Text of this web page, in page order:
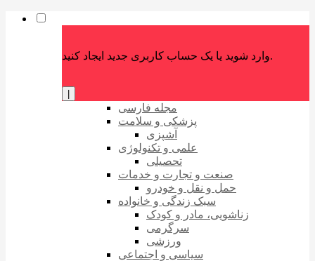
وارد شوید یا یک حساب کاربری جدید ایجاد کنید.
مجله فارسی
پزشکی و سلامت
آشپزی
علمی و تکنولوژی
تحصیلی
صنعت و تجارت و خدمات
حمل و نقل و خودرو
سبک زندگی و خانواده
زناشویی، مادر و کودک
سرگرمی
ورزشی
سیاسی و اجتماعی